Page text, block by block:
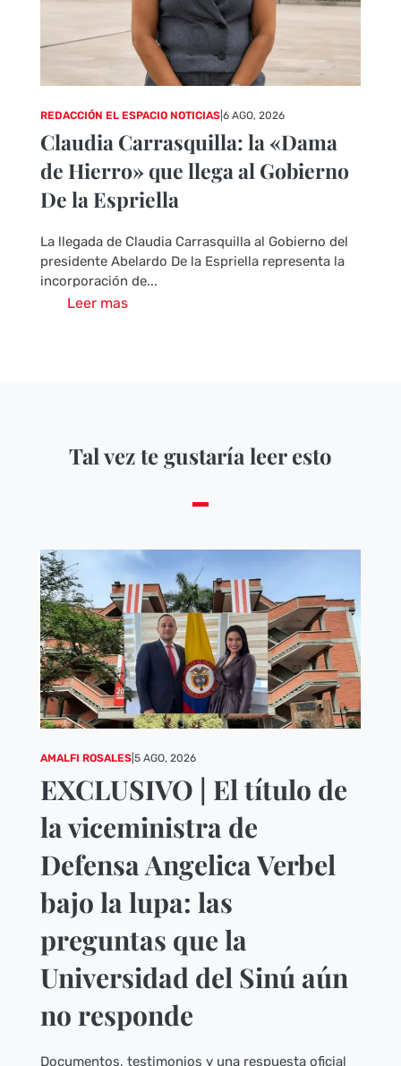
REDACCIÓN EL ESPACIO NOTICIAS| 6 AGO, 2026
Claudia Carrasquilla: la «Dama
de Hierro» que llega al Gobierno
De la Espriella
La llegada de Claudia Carrasquilla al Gobierno del
presidente Abelardo De la Espriella representa la
incorporación de...
Leer mas
Tal vez te gustaría leer esto
AMALFI ROSALES| 5 AGO, 2026
EXCLUSIVO | El título de
la viceministra de
Defensa Angelica Verbel
bajo la lupa: las
preguntas que la
Universidad del Sinú aún
no responde
Documentos, testimonios y una respuesta oficial